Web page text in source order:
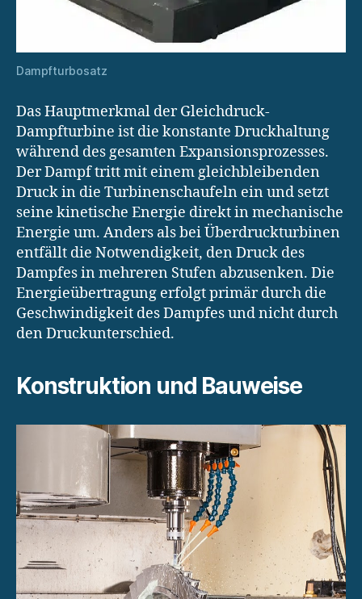
Dampfturbosatz
Das Hauptmerkmal der Gleichdruck-
Dampfturbine ist die konstante Druckhaltung
während des gesamten Expansionsprozesses.
Der Dampf tritt mit einem gleichbleibenden
Druck in die Turbinenschaufeln ein und setzt
seine kinetische Energie direkt in mechanische
Energie um. Anders als bei Überdruckturbinen
entfällt die Notwendigkeit, den Druck des
Dampfes in mehreren Stufen abzusenken. Die
Energieübertragung erfolgt primär durch die
Geschwindigkeit des Dampfes und nicht durch
den Druckunterschied.
Konstruktion und Bauweise